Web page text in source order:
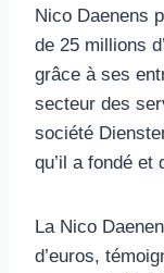
Nico Daenens
de 25 millions
grâce à ses
secteur des
société
qu’il a fondé et
La Nico
d’euros,